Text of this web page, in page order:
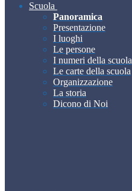
Scuola
Panoramica
Presentazione
I luoghi
Le persone
I numeri della scuola
Le carte della scuola
Organizzazione
La storia
Dicono di Noi